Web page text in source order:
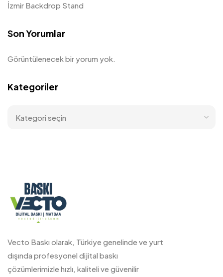
İzmir Backdrop Stand
Son Yorumlar
Görüntülenecek bir yorum yok.
Kategoriler
Vecto Baskı olarak, Türkiye genelinde ve yurt
dışında profesyonel dijital baskı
çözümlerimizle hızlı, kaliteli ve güvenilir